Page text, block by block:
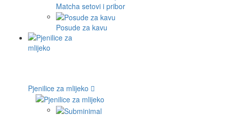
Matcha setovi i pribor
Posude za kavu
Pjenilice za mlijeko